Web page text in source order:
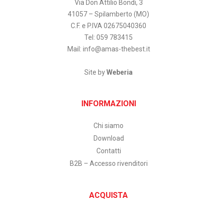
Via Don Attilio Bondi, 3
41057 – Spilamberto (MO)
C.F. e P.IVA 02675040360
Tel: 059 783415
Mail: info@amas-thebest.it
Site byWeberia
INFORMAZIONI
Chi siamo
Download
Contatti
B2B – Accesso rivenditori
ACQUISTA